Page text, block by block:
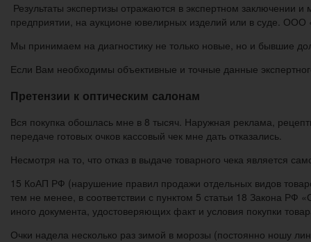
Результаты экспертизы отражаются в экспертном заключении
предприятии, на аукционе ювелирных изделий или в суде. ООО
Мы принимаем на диагностику не только новые, но и бывшие
Если Вам необходимы объективные и точные данные
Претензии к оптическим салонам
Вся покупка обошлась мне в 8 тысяч. Наружная реклама,
передаче готовых очков кассовый чек мне дать отказались.
Несмотря на то, что отказ в выдаче товарного чека является
15 КоАП РФ (нарушение правил продажи отдельных видов
тем не менее, в соответствии с пунктом 5 статьи 18 Закона РФ
иного документа, удостоверяющих факт и условия покупки
Очки надела несколько раз зимой в морозы (постоянно ношу